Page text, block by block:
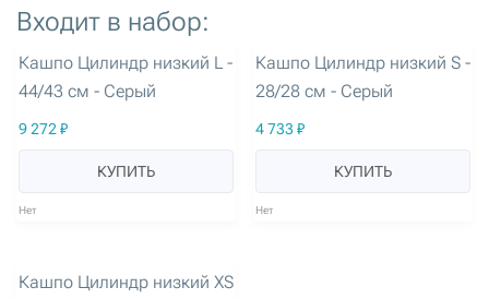
Входит в набор:
артикул: 3280
Кашпо Цилиндр низкий L -
44/43 см - Серый
9 272 ₽
КУПИТЬ
Нет
Кашпо Цилиндр низкий S -
28/28 см - Серый
4 733 ₽
КУПИТЬ
Нет
Кашпо Цилиндр низкий XS